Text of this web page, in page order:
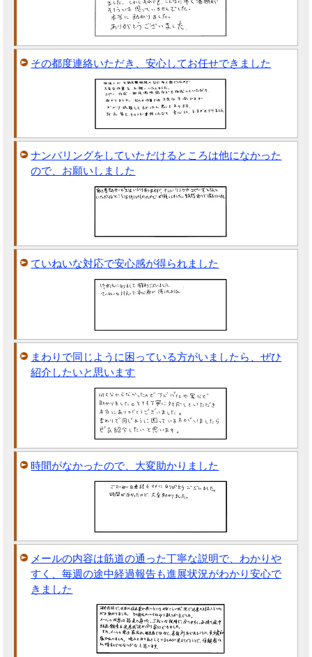
その都度連絡いただき、安心してお任せできました
ナンバリングをしていただけるところは他になかった
ので、お願いしました
ていねいな対応で安心感が得られました
まわりで同じように困っている方がいましたら、ぜひ
紹介したいと思います
時間がなかったので、大変助かりました
メールの内容は筋道の通った丁寧な説明で、わかりや
すく、毎週の途中経過報告も進展状況がわかり安心で
きました